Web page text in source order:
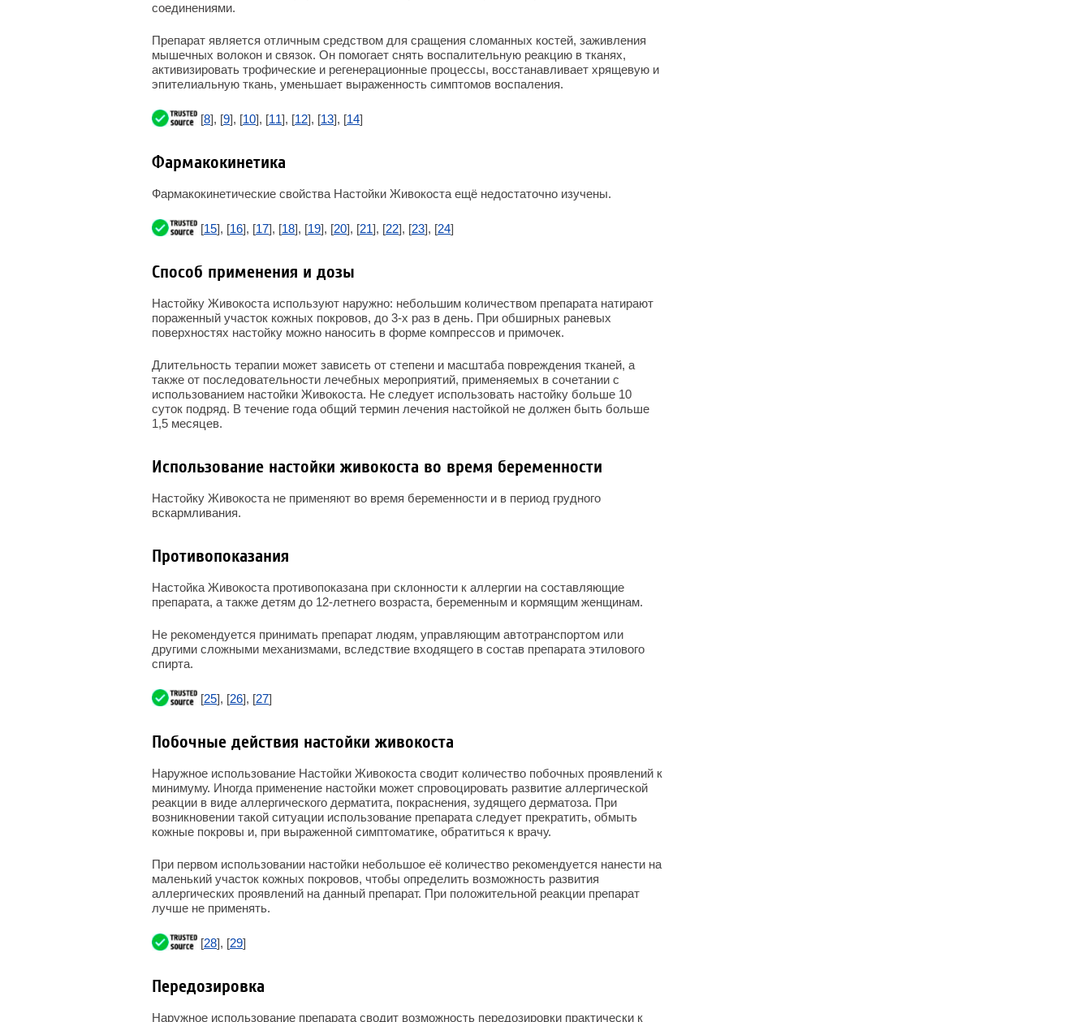
соединениями.
Препарат является отличным средством для сращения сломанных костей, заживления
мышечных волокон и связок. Он помогает снять воспалительную реакцию в тканях,
активизировать трофические и регенерационные процессы, восстанавливает хрящевую и
эпителиальную ткань, уменьшает выраженность симптомов воспаления.
[8], [9], [10], [11], [12], [13], [14]
Фармакокинетика
Фармакокинетические свойства Настойки Живокоста ещё недостаточно изучены.
[15], [16], [17], [18], [19], [20], [21], [22], [23], [24]
Способ применения и дозы
Настойку Живокоста используют наружно: небольшим количеством препарата натирают
пораженный участок кожных покровов, до 3-х раз в день. При обширных раневых
поверхностях настойку можно наносить в форме компрессов и примочек.
Длительность терапии может зависеть от степени и масштаба повреждения тканей, а
также от последовательности лечебных мероприятий, применяемых в сочетании с
использованием настойки Живокоста. Не следует использовать настойку больше 10
суток подряд. В течение года общий термин лечения настойкой не должен быть больше
1,5 месяцев.
Использование настойки живокоста во время беременности
Настойку Живокоста не применяют во время беременности и в период грудного
вскармливания.
Противопоказания
Настойка Живокоста противопоказана при склонности к аллергии на составляющие
препарата, а также детям до 12-летнего возраста, беременным и кормящим женщинам.
Не рекомендуется принимать препарат людям, управляющим автотранспортом или
другими сложными механизмами, вследствие входящего в состав препарата этилового
спирта.
[25], [26], [27]
Побочные действия настойки живокоста
Наружное использование Настойки Живокоста сводит количество побочных проявлений к
минимуму. Иногда применение настойки может спровоцировать развитие аллергической
реакции в виде аллергического дерматита, покраснения, зудящего дерматоза. При
возникновении такой ситуации использование препарата следует прекратить, обмыть
кожные покровы и, при выраженной симптоматике, обратиться к врачу.
При первом использовании настойки небольшое её количество рекомендуется нанести на
маленький участок кожных покровов, чтобы определить возможность развития
аллергических проявлений на данный препарат. При положительной реакции препарат
лучше не применять.
[28], [29]
Передозировка
Наружное использование препарата сводит возможность передозировки практически к